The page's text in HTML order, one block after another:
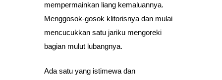
mempermainkan liang kemaluannya.
Menggosok-gosok klitorisnya dan mulai
mencucukkan satu jariku mengoreki
bagian mulut lubangnya.
Ada satu yang istimewa dan